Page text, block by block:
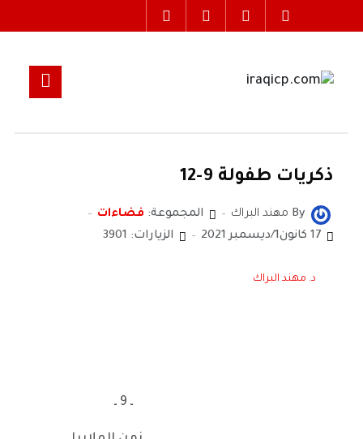
ذكريات طفولة 9-12
By مهند البراك المجموعة: فضاءات
17 كانون1/ديسمبر 2021
الزيارات: 3901
د. مهند البراك
ـ 9 ـ